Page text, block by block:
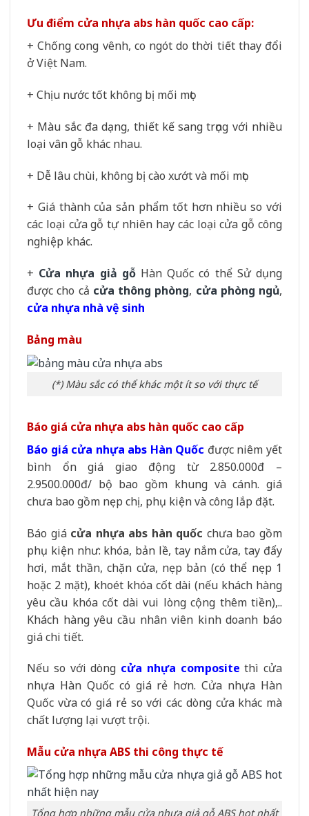
Ưu điểm cửa nhựa abs hàn quốc cao cấp:
+ Chống cong vênh, co ngót do thời tiết thay đổi
ở Việt Nam.
+ Chịu nước tốt không bị mối mọt
+ Màu sắc đa dạng, thiết kế sang trọng với nhiều
loại vân gỗ khác nhau.
+ Dễ lâu chùi, không bị cào xướt và mối mọt.
+ Giá thành của sản phẩm tốt hơn nhiều so với
các loại cửa gỗ tự nhiên hay các loại cửa gỗ công
nghiệp khác.
+ Cửa nhựa giả gỗHàn Quốc có thể Sử dụng
được cho cả cửa thông phòng, cửa phòng ngủ,
cửa nhựa nhà vệ sinh
Bảng màu
(*) Màu sắc có thể khác một ít so với thực tế
Báo giá cửa nhựa abs hàn quốc cao cấp
Báo giá cửa nhựa abs Hàn Quốc được niêm yết
bình ổn giá giao động từ 2.850.000đ –
2.9500.000đ/ bộ bao gồm khung và cánh. giá
chưa bao gồm nẹp chị, phụ kiện và công lắp đặt.
Báo giácửa nhựa abs hàn quốc chưa bao gồm
phụ kiện như: khóa, bản lề, tay nắm cửa, tay đẩy
hơi, mắt thần, chặn cửa, nẹp bản (có thể nẹp 1
hoặc 2 mặt), khoét khóa cốt dài (nếu khách hàng
yêu cầu khóa cốt dài vui lòng cộng thêm tiền),..
Khách hàng yêu cầu nhân viên kinh doanh báo
giá chi tiết.
Nếu so với dòng cửa nhựa composite thì cửa
nhựa Hàn Quốc có giá rẻ hơn. Cửa nhựa Hàn
Quốc vừa có giá rẻ so với các dòng cửa khác mà
chất lượng lại vượt trội.
Mẫu cửa nhựa ABS thi công thực tế
Tổng hợp những mẫu cửa nhựa giả gỗ ABS hot nhất